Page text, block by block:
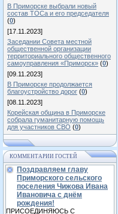
В Приморске выбрали новый
состав ТОСа и его председателя
(0)
[17.11.2023]
Заседании Совета местной
общественной организации
территориального общественного
самоуправления «Приморск» (0)
[09.11.2023]
В Приморске продолжается
благоустройство дорог (0)
[08.11.2023]
Корейская община в Приморске
собрала гуманитарную помощь
для участников СВО (0)
КОММЕНТАРИИ ГОСТЕЙ
Поздравляем главу
Приморского сельского
поселения Чижова Ивана
Ивановича с днём
рождения!
ПРИСОЕДИНЯЮСЬ С